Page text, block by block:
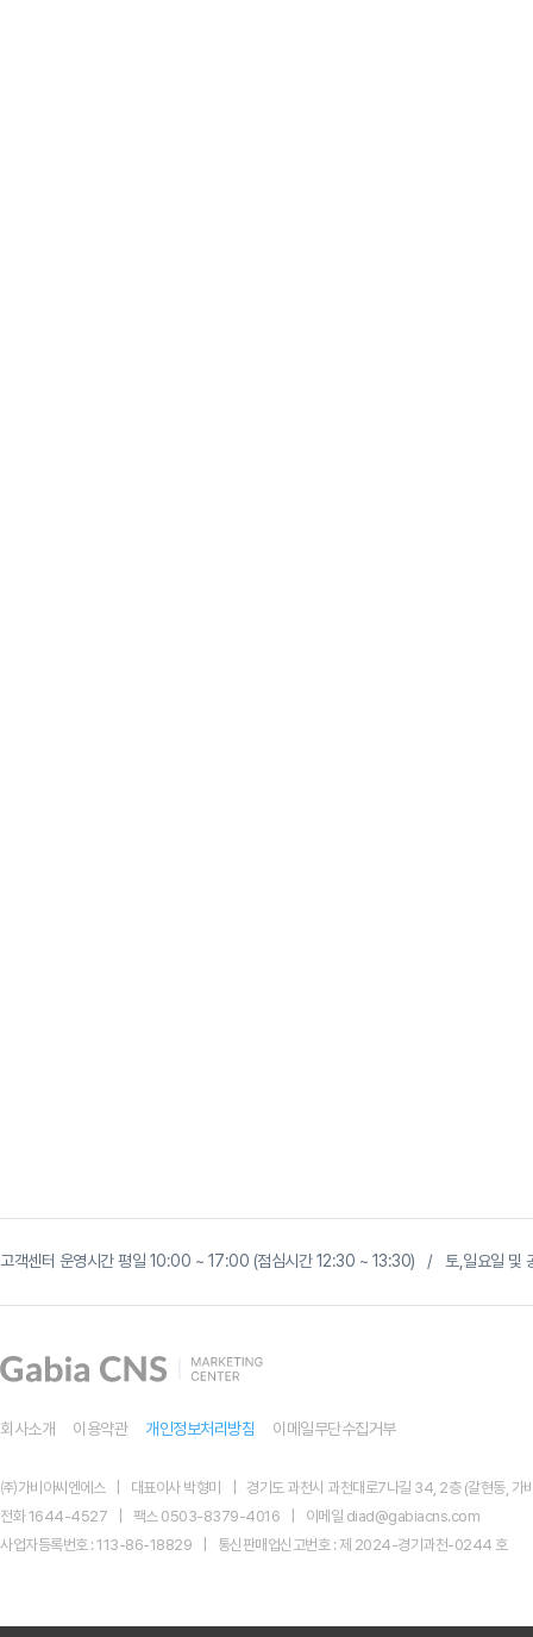
고객센터 운영시간 평일 10:00 ~ 17:00 (점심시간 12:30 ~ 13:30) / 토,일요일 및
회사소개 이용약관 개인정보처리방침 이메일무단수집거부
㈜가비아씨엔에스 대표이사 박형미
경기도 과천시 과천대로7나길 34, 2층 (갈현동, 가
전화 1644-4527
팩스 0503-8379-4016
이메일 diad@gabiacns.com
사업자등록번호 : 113-86-18829
통신판매업신고번호 : 제 2024-경기과천-0244 호